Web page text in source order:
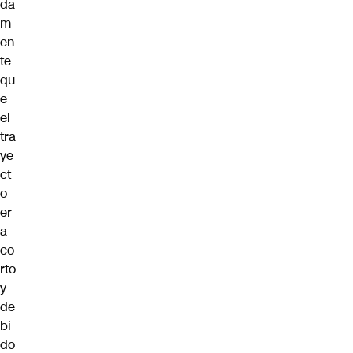
da
m
en
te
qu
e
el
tra
ye
ct
o
er
a
co
rto
y
de
bi
do